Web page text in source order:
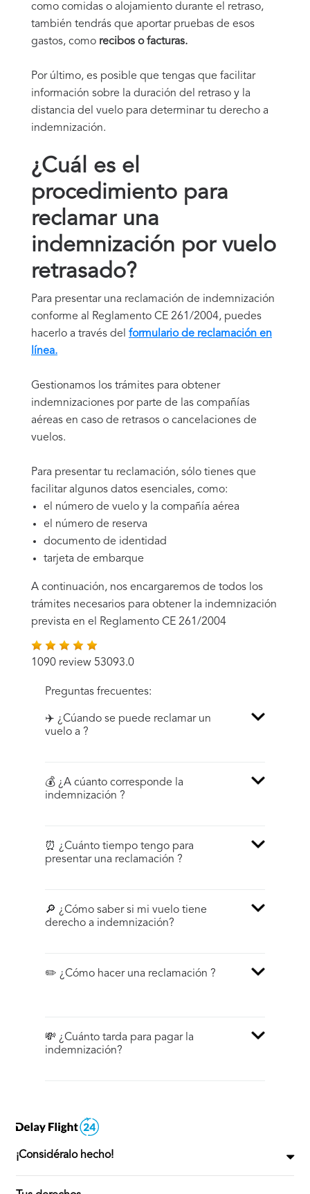
como comidas o alojamiento durante el retraso,
también tendrás que aportar pruebas de esos
gastos, como recibos o facturas.
Por último, es posible que tengas que facilitar
información sobre la duración del retraso y la
distancia del vuelo para determinar tu derecho a
indemnización.
¿Cuál es el
procedimiento para
reclamar una
indemnización por vuelo
retrasado?
Para presentar una reclamación de indemnización
conforme al Reglamento CE 261/2004, puedes
hacerlo a través del formulario de reclamación en
línea.
Gestionamos los trámites para obtener
indemnizaciones por parte de las compañías
aéreas en caso de retrasos o cancelaciones de
vuelos.
Para presentar tu reclamación, sólo tienes que
facilitar algunos datos esenciales, como:
el número de vuelo y la compañía aérea
el número de reserva
documento de identidad
tarjeta de embarque
A continuación, nos encargaremos de todos los
trámites necesarios para obtener la indemnización
prevista en el Reglamento CE 261/2004
1090 review 53093.0
Preguntas frecuentes:
✈️ ¿Cúando se puede reclamar un
vuelo a ?
💰 ¿A cúanto corresponde la
indemnización ?
⏰ ¿Cuánto tiempo tengo para
presentar una reclamación ?
🔎 ¿Cómo saber si mi vuelo tiene
derecho a indemnización?
✏️ ¿Cómo hacer una reclamación ?
💸 ¿Cuánto tarda para pagar la
indemnización?
¡Considéralo hecho!